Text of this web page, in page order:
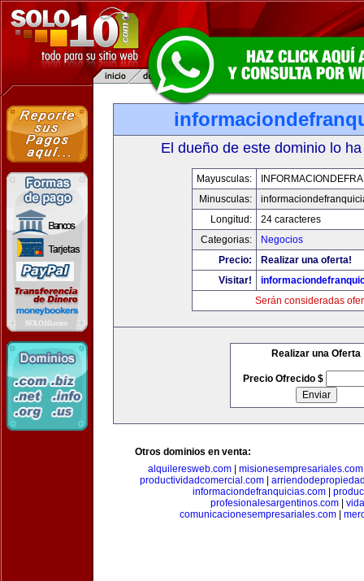
El dueño de este dominio lo
Mayusculas:
Minusculas:
Longitud:
24 caracteres
Categorias:
Negocios
Precio:
Realizar una oferta!
Visitar!
Serán consideradas
Realizar una Oferta
Precio Ofrecido $
Otros dominios en venta:
alquileresweb.com
misionesempresariales.com
productividadcomercial.com
informaciondefranquicias.com
profesionalesargentinos.com|
comunicacionesempresariales.com